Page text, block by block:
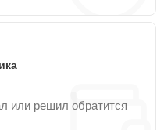
или решил обратится